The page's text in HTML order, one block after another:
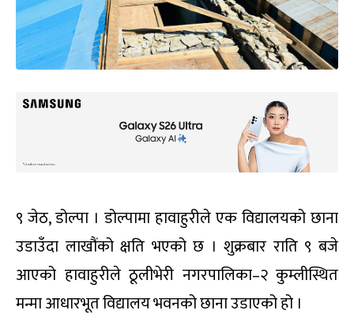
९ जेठ, डोल्पा । डोल्पामा हावाहुरीले एक विद्यालयको छाना
उडाउँदा लाखौंको क्षति भएको छ । शुक्रबार राति ९ बजे
आएको हावाहुरीले ठूलीभेरी नगरपालिका–२ कुम्लीस्थित
मन्मा आधारभूत विद्यालय भवनको छाना उडाएको हो ।